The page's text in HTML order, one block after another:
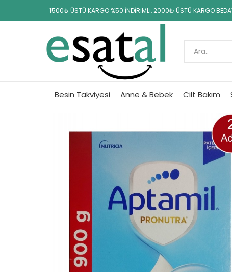
1500₺ ÜSTÜ KARGO %50 İNDİRİMLİ, 2000₺ ÜSTÜ KARGO
Besin Takviyesi Anne & Bebek Cilt Bakım